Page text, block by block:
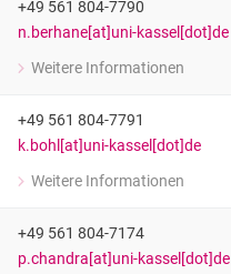
+49 561 804-7790
n.berhane[at]uni-kassel[dot]de
Weitere Informationen
zu Nahom Berhane (M.Sc.)
+49 561 804-7791
k.bohl[at]uni-kassel[dot]de
Weitere Informationen
zu Kevin Bohl (M.Sc.)
+49 561 804-7174
p.chandra[at]uni-kassel[dot]de